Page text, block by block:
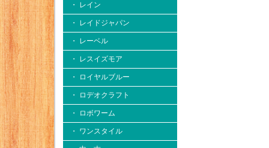
・ レイン
・ レイドジャパン
・ レーベル
・ レスイズモア
・ ロイヤルブルー
・ ロデオクラフト
・ ロボワーム
・ ワンスタイル